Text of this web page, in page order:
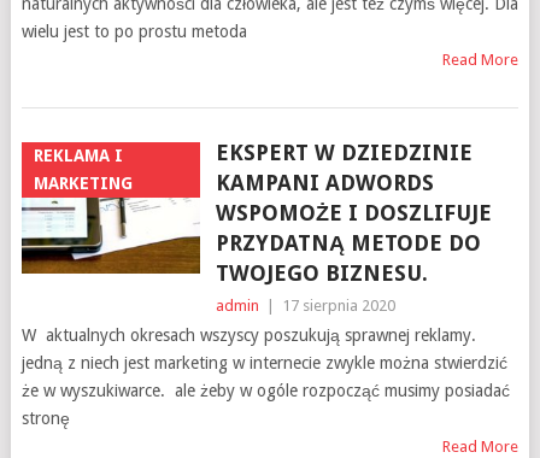
wielu jest to po prostu metoda
Read More
REKLAMA I
MARKETING
EKSPERT W DZIEDZINIE
KAMPANI ADWORDS
WSPOMOŻE I DOSZLIFUJE
PRZYDATNĄ METODE DO
TWOJEGO BIZNESU.
admin 17 sierpnia 2020
W aktualnych okresach wszyscy poszukują sprawnej reklamy.
jedną z niech jest marketing w internecie zwykle można stwierdzić
że w wyszukiwarce. ale żeby w ogóle rozpocząć musimy posiadać
stronę
Read More